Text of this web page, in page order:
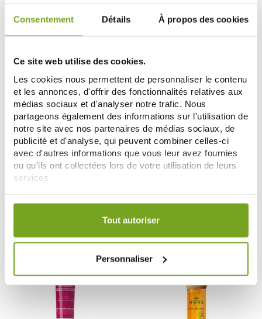
Consentement Détails À propos des cookies
Ce site web utilise des cookies.
Les cookies nous permettent de personnaliser le contenu
et les annonces, d'offrir des fonctionnalités relatives aux
médias sociaux et d'analyser notre trafic. Nous
partageons également des informations sur l'utilisation de
notre site avec nos partenaires de médias sociaux, de
publicité et d'analyse, qui peuvent combiner celles-ci
avec d'autres informations que vous leur avez fournies
ou qu'ils ont collectées lors de votre utilisation de leurs
services.
Votre choix de consentement est conservé pendant une
Tout autoriser
Personnaliser
LA ROSEE
LA ROSEE STICK LEVRES
OURRISSANT 4.5 G
EUCERIN
EUCERIN AQUAPHOR
-25%